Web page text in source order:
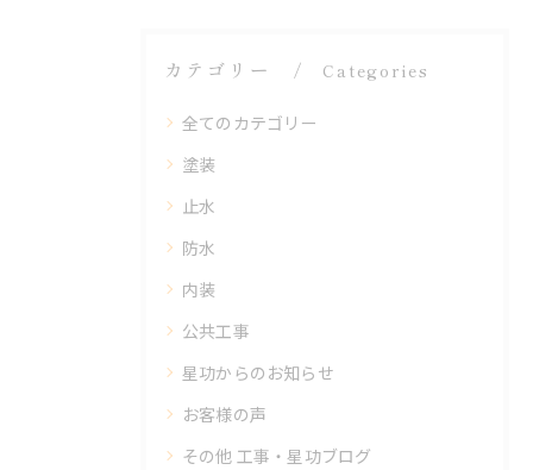
カテゴリー Categories
全てのカテゴリー
塗装
止水
防水
内装
公共工事
星功からのお知らせ
お客様の声
その他 工事・星功ブログ